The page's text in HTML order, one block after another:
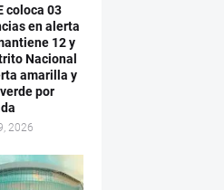
coloca 03
en alerta
12 y
Nacional
amarilla y
por
2026